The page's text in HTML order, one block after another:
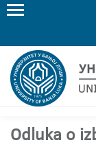
Odluka o